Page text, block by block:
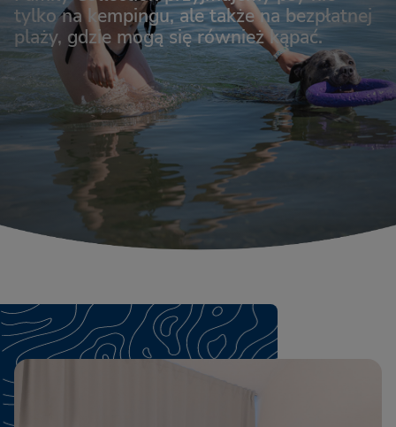
tylko na kempingu, ale także na bezpłatnej
plaży, gdzie mogą się również kąpać.